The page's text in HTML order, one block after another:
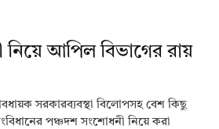
আপিল বিভাগের রায়
সরকারব্যবস্থা বিলোপসহ বেশ কিছু
পঞ্চদশ সংশোধনী নিয়ে করা